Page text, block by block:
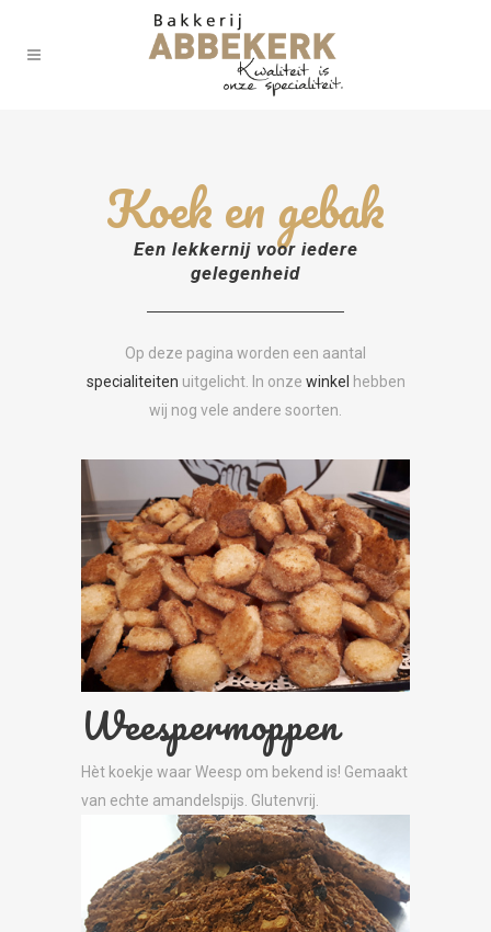
Koek en gebak
Een lekkernij voor iedere
gelegenheid
Op deze pagina worden een aantal
specialiteiten uitgelicht. In onze winkel hebben
wij nog vele andere soorten.
Weespermoppen
Hèt koekje waar Weesp om bekend is! Gemaakt
van echte amandelspijs. Glutenvrij.